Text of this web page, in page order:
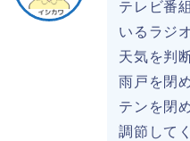
テレビ番
いるラジ
天気を判
雨戸を閉
テンを閉
調節して